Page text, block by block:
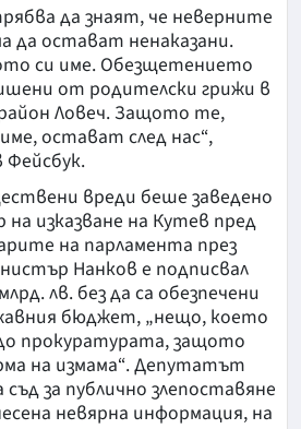
да знаят, че неверните
да остават ненаказани.
си име. Обезщетението
от родителски грижи в
Ловеч. Защото те,
остават след нас“,
Фейсбук.
вреди беше заведено
изказване на Кутев пред
на парламента през
Нанков е подписвал
лв. без да са обезпечени
бюджет, „нещо, което
прокуратурата, защото
на измама“. Депутатът
за публично злепоставяне
невярна информация, на